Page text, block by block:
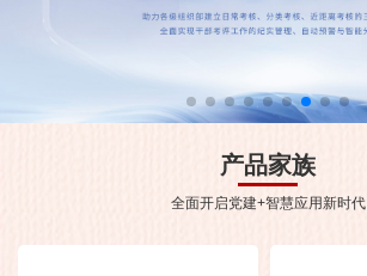
产品家族
全面开启党建+智慧应用新时代